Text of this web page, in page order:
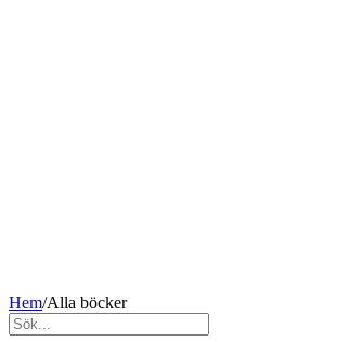
Hem/Alla böcker